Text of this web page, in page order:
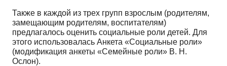
Также в каждой из трех групп взрослым (родителям,
замещающим родителям, воспитателям)
предлагалось оценить социальные роли детей. Для
этого использовалась Анкета «Социальные роли»
(модификация анкеты «Семейные роли» В. Н.
Ослон).